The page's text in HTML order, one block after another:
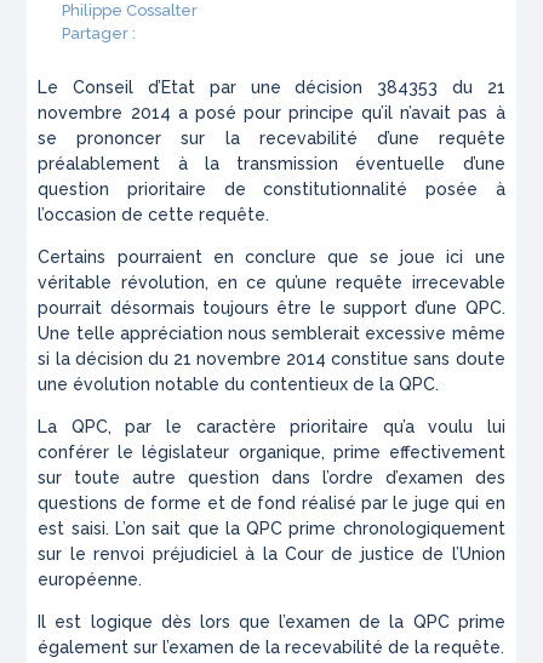
Philippe Cossalter
Partager :
Le Conseil d’Etat par une décision 384353 du 21
novembre 2014 a posé pour principe qu’il n’avait pas à
se prononcer sur la recevabilité d’une requête
préalablement à la transmission éventuelle d’une
question prioritaire de constitutionnalité posée à
l’occasion de cette requête.
Certains pourraient en conclure que se joue ici une
véritable révolution, en ce qu’une requête irrecevable
pourrait désormais toujours être le support d’une QPC.
Une telle appréciation nous semblerait excessive même
si la décision du 21 novembre 2014 constitue sans doute
une évolution notable du contentieux de la QPC.
La QPC, par le caractère prioritaire qu’a voulu lui
conférer le législateur organique, prime effectivement
sur toute autre question dans l’ordre d’examen des
questions de forme et de fond réalisé par le juge qui en
est saisi. L’on sait que la QPC prime chronologiquement
sur le renvoi préjudiciel à la Cour de justice de l’Union
européenne.
Il est logique dès lors que l’examen de la QPC prime
également sur l’examen de la recevabilité de la requête.